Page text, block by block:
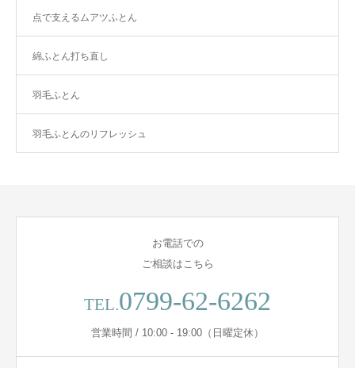
点で支えるムアツふとん
綿ふとん打ち直し
羽毛ふとん
羽毛ふとんのリフレッシュ
お電話での
ご相談はこちら
TEL.0799-62-6262
営業時間 / 10:00 - 19:00（日曜定休）